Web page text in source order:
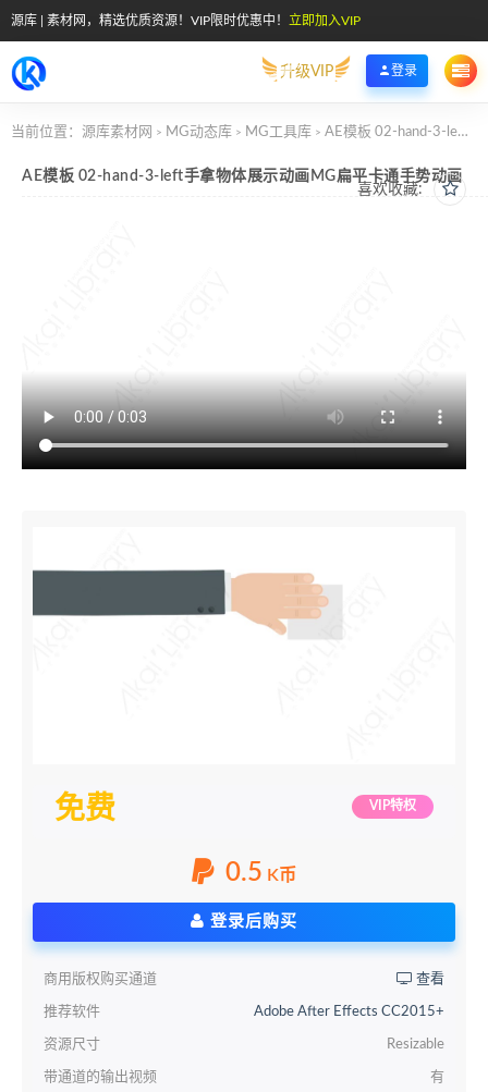
源库 | 素材网，精选优质资源！VIP限时优惠中！ 立即加入VIP
升级VIP 登录
当前位置： 源库素材网 > MG动态库 > MG工具库 > AE模板 02-hand-3-left手拿物体展示动画MG扁平卡通手势动画
喜欢收藏:
AE模板 02-hand-3-left手拿物体展示动画MG扁平卡通手势动画
免费 VIP特权
0.5 K币
登录后购买
商用版权购买通道 查看
推荐软件 Adobe After Effects CC2015+
资源尺寸 Resizable
带通道的输出视频 有